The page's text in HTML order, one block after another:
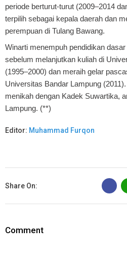
periode berturut-turut (2009–2014
terpilih sebagai kepala daerah dan
perempuan di Tulang Bawang.
Winarti menempuh pendidikan
sebelum melanjutkan kuliah di
(1995–2000) dan meraih gelar
Universitas Bandar Lampung
menikah dengan Kadek Suwartika,
Lampung. (**)
Editor: Muhammad Furqon
Share On:
B
Comment